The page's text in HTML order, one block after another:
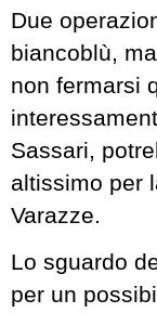
Due
biancoblù,
non fermarsi
Sassari,
altissimo per
Varazze.
Lo sguardo
per un